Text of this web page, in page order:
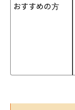
おすすめの方